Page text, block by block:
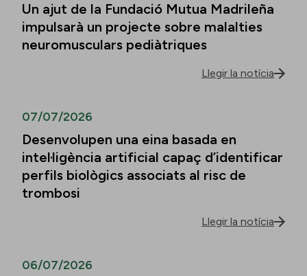
Un ajut de la Fundació Mutua Madrileña
impulsarà un projecte sobre malalties
neuromusculars pediàtriques
Llegir la notícia
07/07/2026
Desenvolupen una eina basada en
intel·ligència artificial capaç d’identificar
perfils biològics associats al risc de
trombosi
Llegir la notícia
06/07/2026